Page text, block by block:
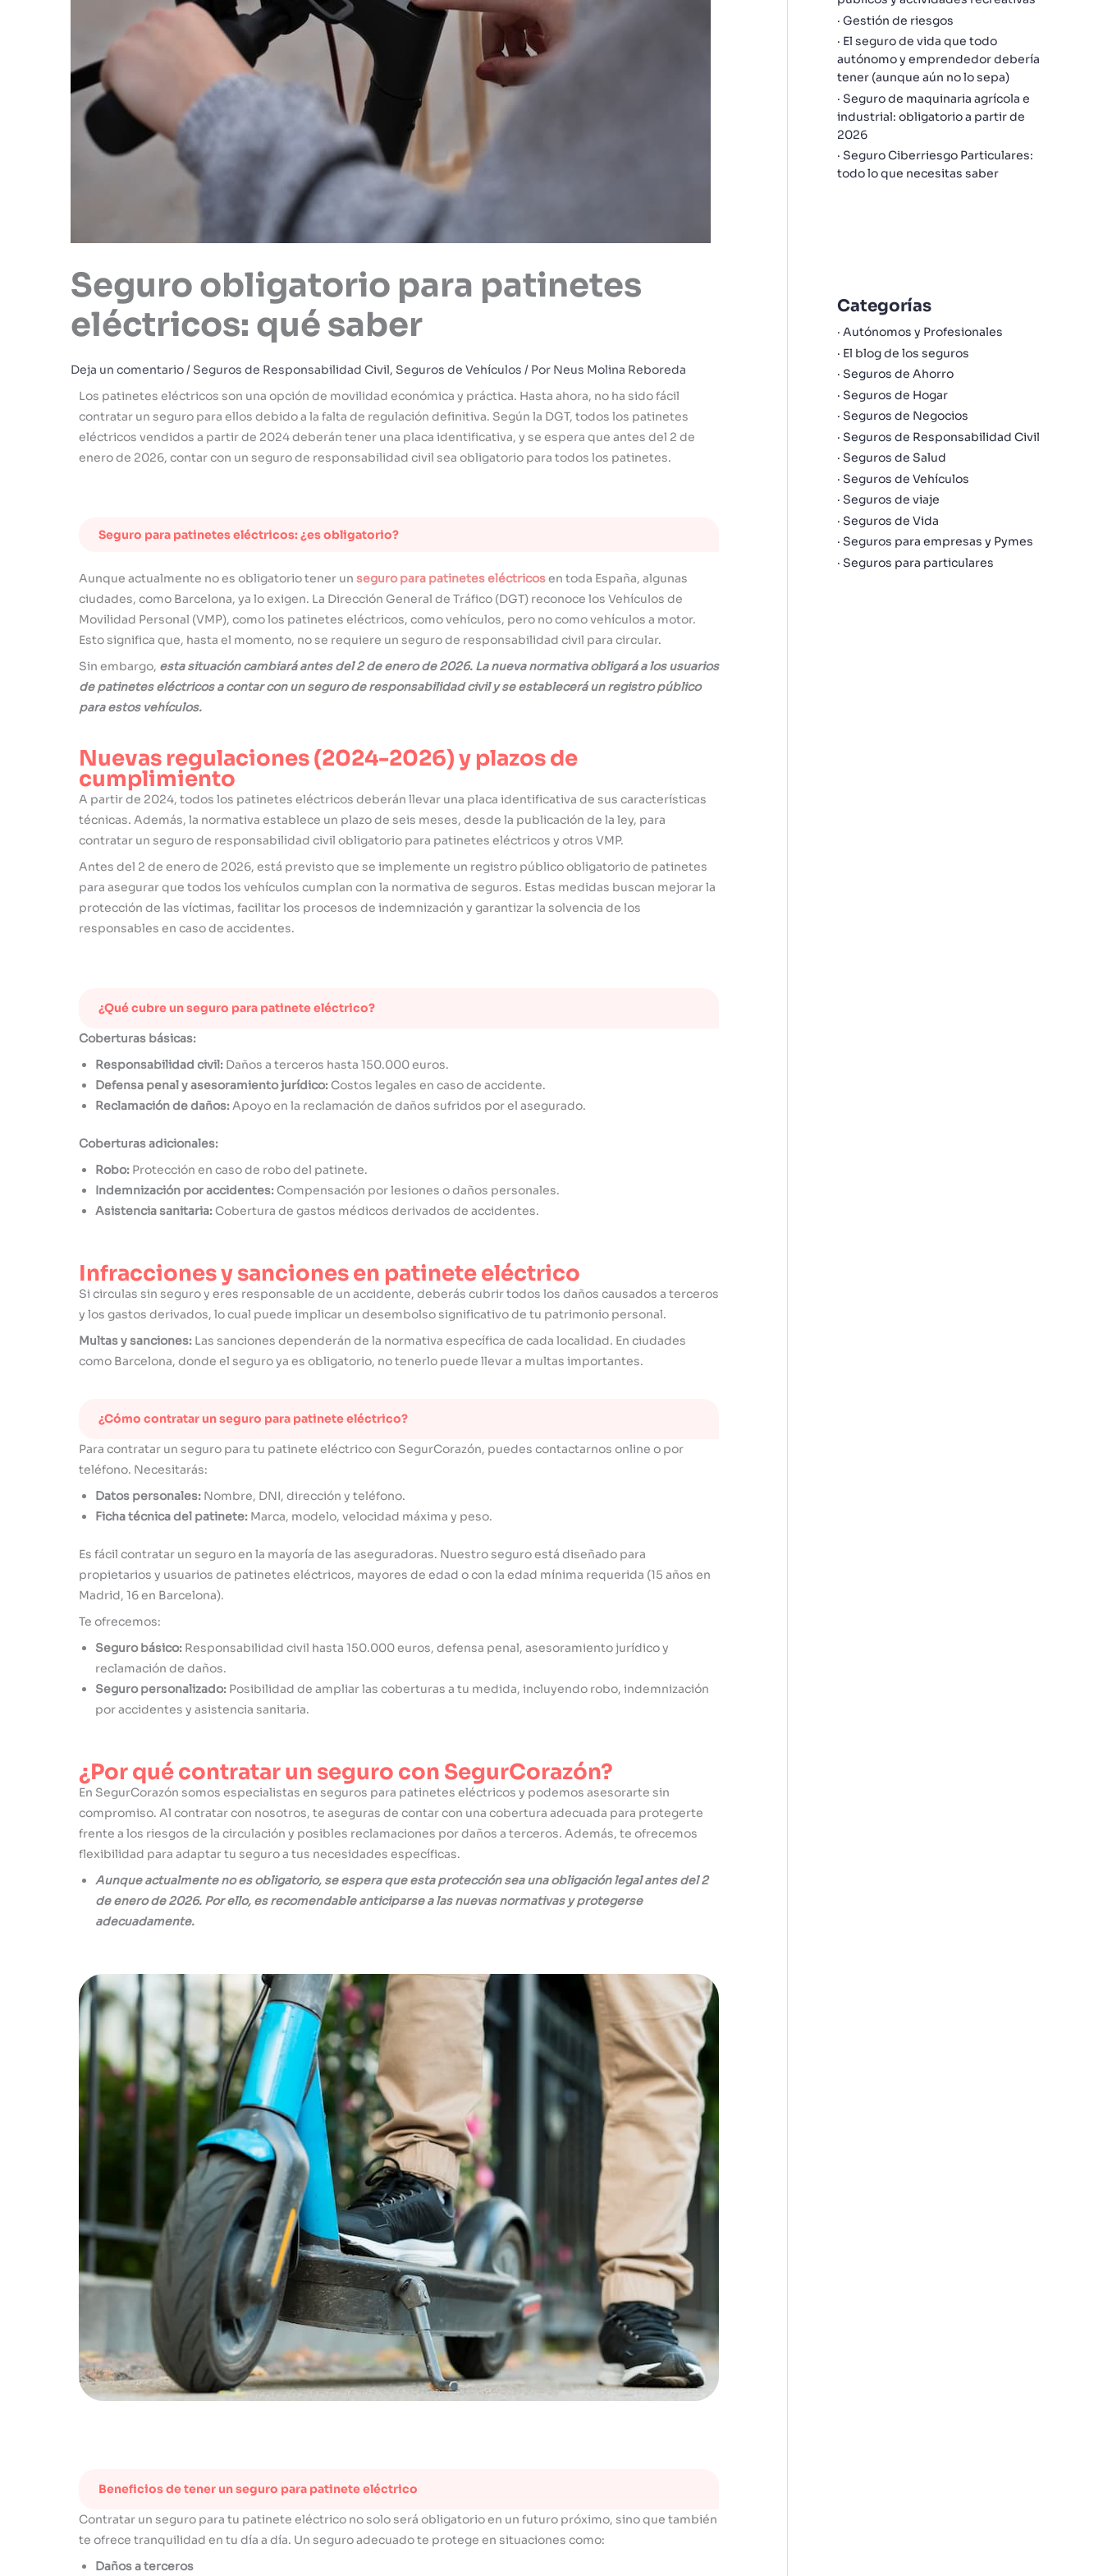
Seguro obligatorio para patinetes
eléctricos: qué saber
Deja un comentario/Seguros de Responsabilidad Civil, Seguros de Vehículos / Por Neus Molina Reboreda
Los patinetes eléctricos son una opción de movilidad económica y práctica. Hasta ahora, no ha sido fácil
contratar un seguro para ellos debido a la falta de regulación definitiva. Según la DGT, todos los patinetes
eléctricos vendidos a partir de 2024 deberán tener una placa identificativa, y se espera que antes del 2 de
enero de 2026, contar con un seguro de responsabilidad civil sea obligatorio para todos los patinetes.
Seguro para patinetes eléctricos: ¿es obligatorio?
Aunque actualmente no es obligatorio tener un seguro para patinetes eléctricosen toda España, algunas
ciudades, como Barcelona, ya lo exigen. La Dirección General de Tráfico (DGT) reconoce los Vehículos de
Movilidad Personal (VMP), como los patinetes eléctricos, como vehículos, pero no como vehículos a motor.
Esto significa que, hasta el momento, no se requiere un seguro de responsabilidad civil para circular.
Sin embargo, esta situación cambiará antes del 2 de enero de 2026. La nueva normativa obligará a los usuarios
de patinetes eléctricos a contar con un seguro de responsabilidad civil y se establecerá un registro público
para estos vehículos.
Nuevas regulaciones (2024-2026) y plazos de
cumplimiento
A partir de 2024, todos los patinetes eléctricos deberán llevar una placa identificativa de sus características
técnicas. Además, la normativa establece un plazo de seis meses, desde la publicación de la ley, para
contratar un seguro de responsabilidad civil obligatorio para patinetes eléctricos y otros VMP.
Antes del 2 de enero de 2026, está previsto que se implemente un registro público obligatorio de patinetes
para asegurar que todos los vehículos cumplan con la normativa de seguros. Estas medidas buscan mejorar la
protección de las víctimas, facilitar los procesos de indemnización y garantizar la solvencia de los
responsables en caso de accidentes.
¿Qué cubre un seguro para patinete eléctrico?
Coberturas básicas:
Responsabilidad civil:Daños a terceros hasta 150.000 euros.
Defensa penal y asesoramiento jurídico:Costos legales en caso de accidente.
Reclamación de daños:Apoyo en la reclamación de daños sufridos por el asegurado.
Coberturas adicionales:
Robo:Protección en caso de robo del patinete.
Indemnización por accidentes:Compensación por lesiones o daños personales.
Asistencia sanitaria:Cobertura de gastos médicos derivados de accidentes.
Infracciones y sanciones en patinete eléctrico
Si circulas sin seguro y eres responsable de un accidente, deberás cubrir todos los daños causados a terceros
y los gastos derivados, lo cual puede implicar un desembolso significativo de tu patrimonio personal.
Multas y sanciones:Las sanciones dependerán de la normativa específica de cada localidad. En ciudades
como Barcelona, donde el seguro ya es obligatorio, no tenerlo puede llevar a multas importantes.
¿Cómo contratar un seguro para patinete eléctrico?
Para contratar un seguro para tu patinete eléctrico con SegurCorazón, puedes contactarnos online o por
teléfono. Necesitarás:
Datos personales:Nombre, DNI, dirección y teléfono.
Ficha técnica del patinete:Marca, modelo, velocidad máxima y peso.
Es fácil contratar un seguro en la mayoría de las aseguradoras. Nuestro seguro está diseñado para
propietarios y usuarios de patinetes eléctricos, mayores de edad o con la edad mínima requerida (15 años en
Madrid, 16 en Barcelona).
Te ofrecemos:
Seguro básico:Responsabilidad civil hasta 150.000 euros, defensa penal, asesoramiento jurídico y
reclamación de daños.
Seguro personalizado:Posibilidad de ampliar las coberturas a tu medida, incluyendo robo, indemnización
por accidentes y asistencia sanitaria.
¿Por qué contratar un seguro con SegurCorazón?
En SegurCorazón somos especialistas en seguros para patinetes eléctricos y podemos asesorarte sin
compromiso. Al contratar con nosotros, te aseguras de contar con una cobertura adecuada para protegerte
frente a los riesgos de la circulación y posibles reclamaciones por daños a terceros. Además, te ofrecemos
flexibilidad para adaptar tu seguro a tus necesidades específicas.
Aunque actualmente no es obligatorio, se espera que esta protección sea una obligación legal antes del 2
de enero de 2026. Por ello, es recomendable anticiparse a las nuevas normativas y protegerse
adecuadamente.
Beneficios de tener un seguro para patinete eléctrico
Contratar un seguro para tu patinete eléctrico no solo será obligatorio en un futuro próximo, sino que también
te ofrece tranquilidad en tu día a día. Un seguro adecuado te protege en situaciones como:
Daños a terceros
Gestión de riesgos
El seguro de vida que todo
autónomo y emprendedor debería
tener (aunque aún no lo sepa)
Seguro de maquinaria agrícola e
industrial: obligatorio a partir de
2026
Seguro Ciberriesgo Particulares:
todo lo que necesitas saber
Categorías
Autónomos y Profesionales
El blog de los seguros
Seguros de Ahorro
Seguros de Hogar
Seguros de Negocios
Seguros de Responsabilidad Civil
Seguros de Salud
Seguros de Vehículos
Seguros de viaje
Seguros de Vida
Seguros para empresas y Pymes
Seguros para particulares